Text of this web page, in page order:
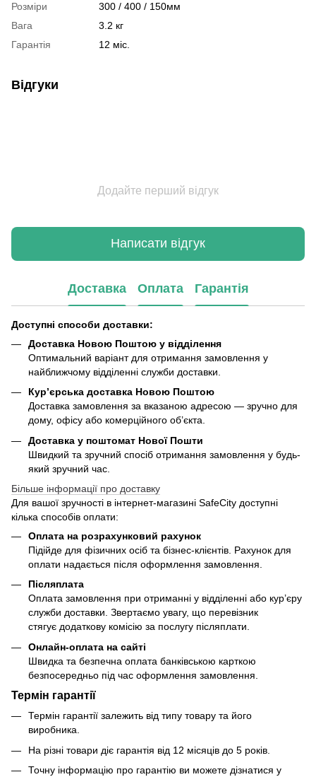
Розміри
300 / 400 / 150мм
Вага
3.2 кг
Гарантія
12 міс.
Відгуки
Додайте перший відгук
Написати відгук
Доставка Оплата Гарантія
Доступні способи доставки:
Доставка Новою Поштою у відділення
Оптимальний варіант для отримання замовлення у
найближчому відділенні служби доставки.
Кур’єрська доставка Новою Поштою
Доставка замовлення за вказаною адресою — зручно для
дому, офісу або комерційного об’єкта.
Доставка у поштомат Нової Пошти
Швидкий та зручний спосіб отримання замовлення у будь-
який зручний час.
Більше інформації про доставку
Для вашої зручності в інтернет-магазині SafeCity доступні
кілька способів оплати:
Оплата на розрахунковий рахунок
Підійде для фізичних осіб та бізнес-клієнтів. Рахунок для
оплати надається після оформлення замовлення.
Післяплата
Оплата замовлення при отриманні у відділенні або кур’єру
служби доставки. Звертаємо увагу, що перевізник
стягує додаткову комісію за послугу післяплати.
Онлайн-оплата на сайті
Швидка та безпечна оплата банківською карткою
безпосередньо під час оформлення замовлення.
Термін гарантії
Термін гарантії залежить від типу товару та його
виробника.
На різні товари діє гарантія від 12 місяців до 5 років.
Точну інформацію про гарантію ви можете дізнатися у